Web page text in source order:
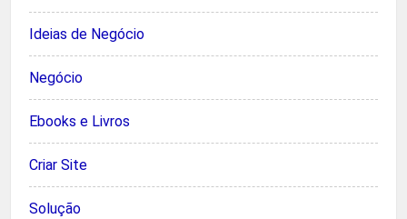
Ideias de Negócio
Negócio
Ebooks e Livros
Criar Site
Solução